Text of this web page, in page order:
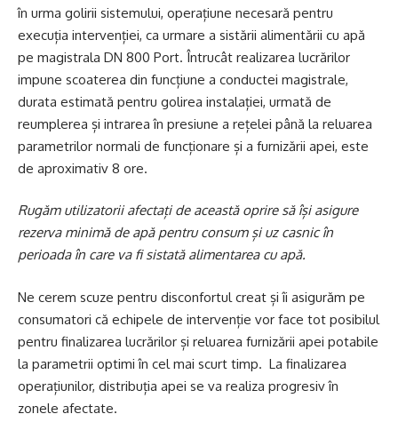
în urma golirii sistemului, operațiune necesară pentru
execuția intervenției, ca urmare a sistării alimentării cu apă
pe magistrala DN 800 Port. Întrucât realizarea lucrărilor
impune scoaterea din funcțiune a conductei magistrale,
durata estimată pentru golirea instalației, urmată de
reumplerea și intrarea în presiune a rețelei până la reluarea
parametrilor normali de funcționare și a furnizării apei, este
de aproximativ 8 ore.
Rugăm utilizatorii afectați de această oprire să își asigure
rezerva minimă de apă pentru consum și uz casnic în
perioada în care va fi sistată alimentarea cu apă.
Ne cerem scuze pentru disconfortul creat și îi asigurăm pe
consumatori că echipele de intervenție vor face tot posibilul
pentru finalizarea lucrărilor și reluarea furnizării apei potabile
la parametrii optimi în cel mai scurt timp. La finalizarea
operațiunilor, distribuția apei se va realiza progresiv în
zonele afectate.